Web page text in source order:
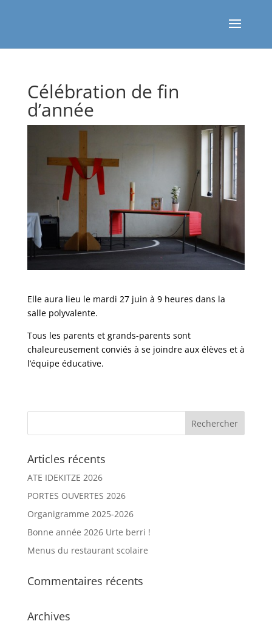
Célébration de fin
d’année
Elle aura lieu le mardi 27 juin à 9 heures dans la
salle polyvalente.
Tous les parents et grands-parents sont
chaleureusement conviés à se joindre aux élèves et à
l’équipe éducative.
Articles récents
ATE IDEKITZE 2026
PORTES OUVERTES 2026
Organigramme 2025-2026
Bonne année 2026 Urte berri !
Menus du restaurant scolaire
Commentaires récents
Archives